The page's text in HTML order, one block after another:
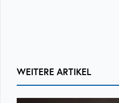
WEITERE ARTIKEL